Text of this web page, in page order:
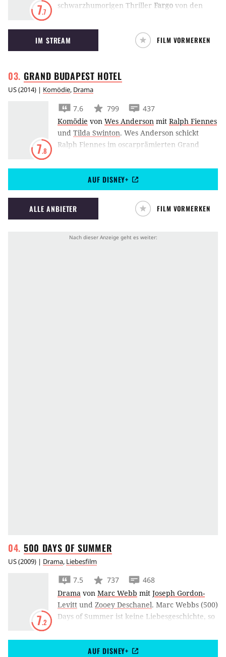
7.7
schwarzhumorigen Thriller Fargo von den
eigene Frau von zwei idiotischen Gangstern
entführen, um seinen Schwiegervater zu
erpressen. Dafür gab es 1997 zwei Oscars.
IM STREAM FILM VORMERKEN
GRAND BUDAPEST HOTEL
US(2014) | Komödie, Drama
7.8
7.6 799
437
Komödie von Wes Anderson mit Ralph Fiennes
und Tilda Swinton. Wes Anderson schickt
Ralph Fiennes im oscarprämierten Grand
goldene Vergangenheit.
AUF DISNEY+
ALLE ANBIETER FILM VORMERKEN
500 DAYS OFSUMMER
US(2009) | Drama, Liebesfilm
7.2
7.5 737
468
Drama von Marc Webb mit Joseph Gordon-
Levitt und Zooey Deschanel. Marc Webbs (500)
Days of Summer ist keine Liebesgeschichte, so
sich zwischen Joseph Gordon-Levitt und Zooey
Deschanel anbahnt, sieht verdächtig danach
AUF DISNEY+